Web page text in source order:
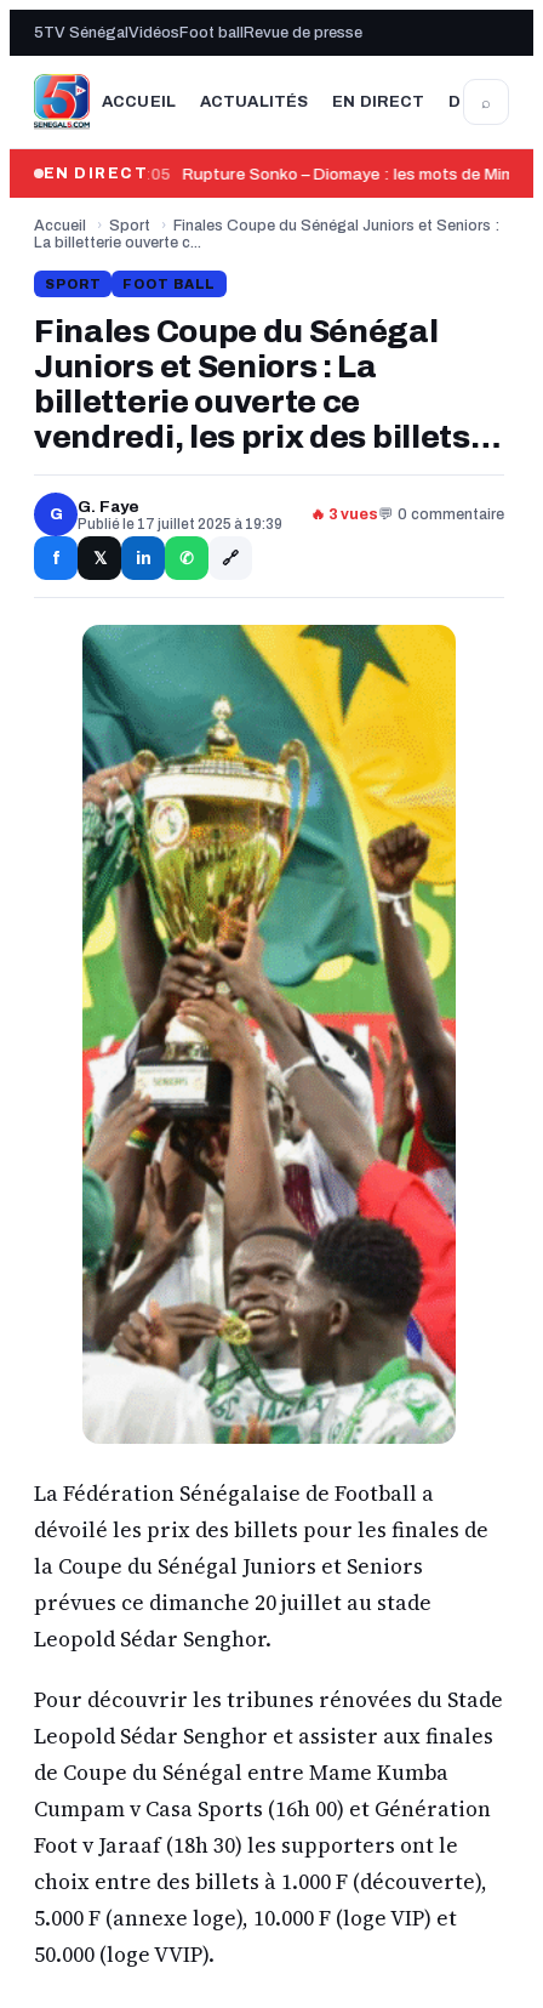
5TV Sénégal Vidéos Foot ball Revue de presse
ACCUEIL ACTUALITÉS EN DIRECT DERNIÈRE
⌕
EN DIRECT14:05 Rupture Sonko – Diomaye : les mots de Mimi
Accueil › Sport › Finales Coupe du Sénégal Juniors et Seniors :
La billetterie ouverte c...
SPORT FOOT BALL
Finales Coupe du Sénégal
Juniors et Seniors : La
billetterie ouverte ce
vendredi, les prix des billets
et les points de ventes
dévoilés !
G G. Faye
Publié le 17 juillet 2025 à 19:39
🔥 3 vues💬 0 commentaire
f 𝕏 in ✆ 🔗
La Fédération Sénégalaise de Football a
dévoilé les prix des billets pour les finales de
la Coupe du Sénégal Juniors et Seniors
prévues ce dimanche 20 juillet au stade
Leopold Sédar Senghor.
Pour découvrir les tribunes rénovées du Stade
Leopold Sédar Senghor et assister aux finales
de Coupe du Sénégal entre Mame Kumba
Cumpam v Casa Sports (16h 00) et Génération
Foot v Jaraaf (18h 30) les supporters ont le
choix entre des billets à 1.000 F (découverte),
5.000 F (annexe loge), 10.000 F (loge VIP) et
50.000 (loge VVIP).